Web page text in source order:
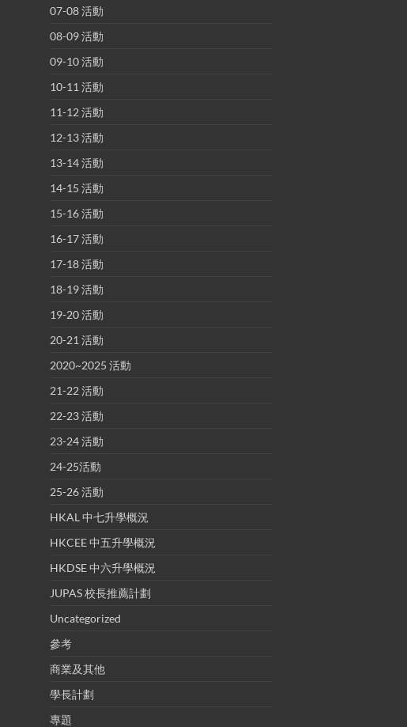
07-08 活動
08-09 活動
09-10 活動
10-11 活動
11-12 活動
12-13 活動
13-14 活動
14-15 活動
15-16 活動
16-17 活動
17-18 活動
18-19 活動
19-20 活動
20-21 活動
2020~2025 活動
21-22 活動
22-23 活動
23-24 活動
24-25活動
25-26 活動
HKAL 中七升學概況
HKCEE 中五升學概況
HKDSE 中六升學概況
JUPAS 校長推薦計劃
Uncategorized
參考
商業及其他
學長計劃
專題